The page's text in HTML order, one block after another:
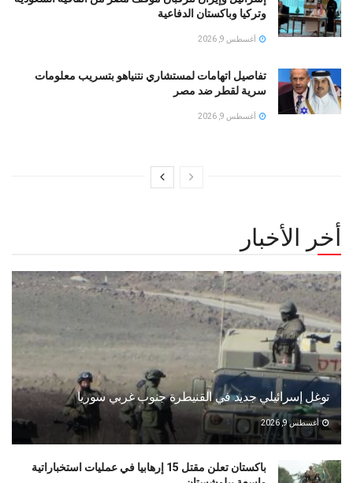
وتركيا وباكستان الدفاعية
أغسطس 9, 2026
تفاصيل اتهامات لمستشاري نتنياهو بتسريب معلومات
سرية لقطر ضد مصر
أغسطس 9, 2026
أخر الأخبار
توغل إسرائيلي جديد في القنيطرة جنوب غربي سوريا
أغسطس 9, 2026
باكستان تعلن مقتل 15 إرهابيا في عمليات استخباراتية